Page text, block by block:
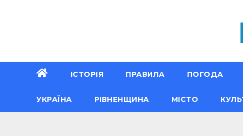
ІСТОРІЯ ПРАВИЛА ПОГОДА
УКРАЇНА РІВНЕНЩИНА МІСТО